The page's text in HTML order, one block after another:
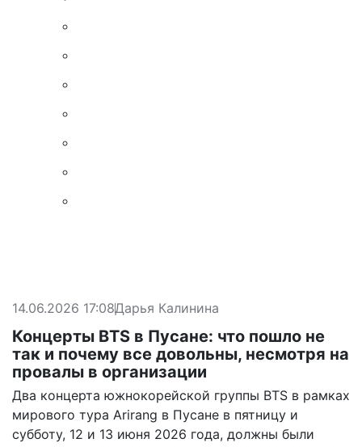
14.06.2026 17:08Дарья Калинина
Концерты BTS в Пусане: что пошло не
так и почему все довольны, несмотря на
провалы в организации
Два концерта южнокорейской группы BTS в рамках
мирового тура Arirang в Пусане в пятницу и
субботу, 12 и 13 июня 2026 года, должны были